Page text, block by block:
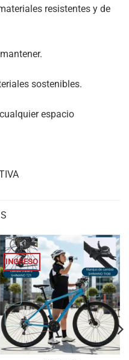
resistentes y de
sostenibles.
espacio
INGRESO